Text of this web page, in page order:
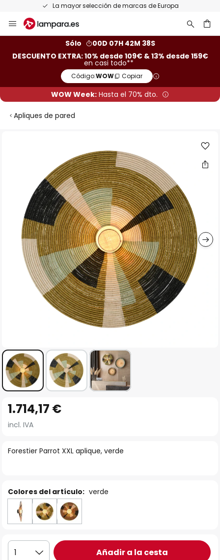
marcas de Europa Devoluciones gratis en un
al
Sólo
00D 07H 42M 37S
DESCUENTO EXTRA: 10% desde 109€ & 13% desde 159€
en casi todo**
Código:WOW Copiar
WOW Week: Hasta el 70% dto.
Apliques de pared
imágenes
comienzo
laForestier Parrot XXL aplique, verde
1.714,17 €
incl. IVA
Colores del artículo: verde
1 Añadir a la cesta